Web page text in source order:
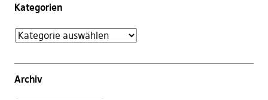
Kategorien
Archiv